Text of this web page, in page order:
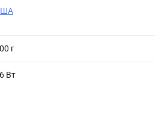
г
Вт